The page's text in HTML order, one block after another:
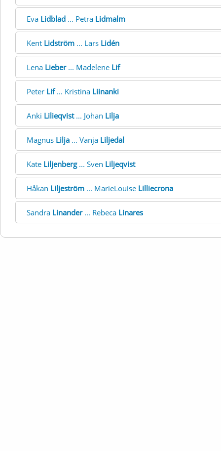
Eva Lidblad ... Petra Lidmalm
Kent Lidström ... Lars Lidén
Lena Lieber... Madelene Lif
Peter Lif... Kristina Liinanki
Anki Lilieqvist... Johan Lilja
Magnus Lilja ... Vanja Liljedal
Kate Liljenberg... Sven Liljeqvist
Håkan Liljeström ... MarieLouise Lilliecrona
Sandra Linander... Rebeca Linares